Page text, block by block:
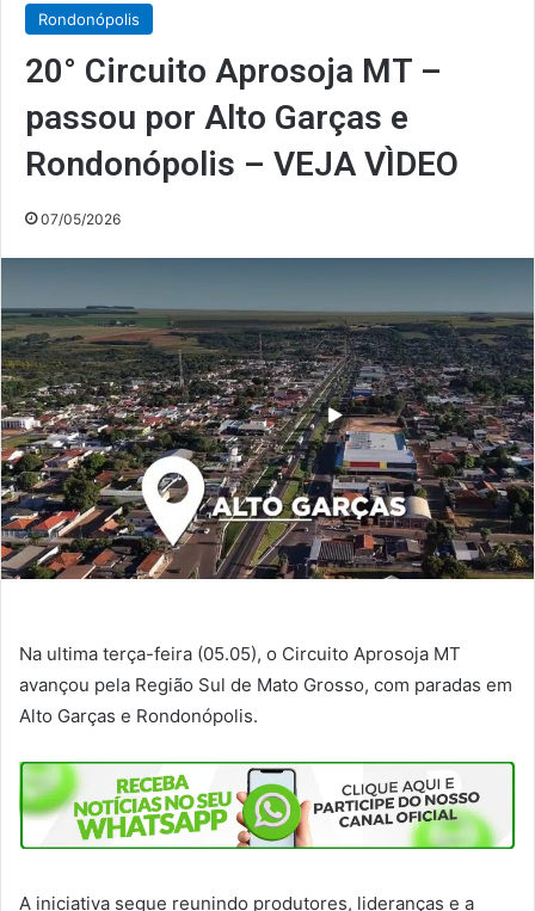
Rondonópolis
20° Circuito Aprosoja MT –
passou por Alto Garças e
Rondonópolis – VEJA VÌDEO
07/05/2026
Na ultima terça-feira (05.05), o Circuito Aprosoja MT
avançou pela Região Sul de Mato Grosso, com paradas em
Alto Garças e Rondonópolis.
A iniciativa segue reunindo produtores, lideranças e a